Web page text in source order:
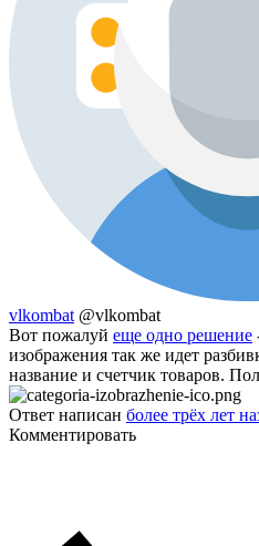
vlkombat @vlkombat
Вот пожалуй еще одно решение
изображения так же идет
название и счетчик товаров.
Ответ написан более трёх лет
Комментировать